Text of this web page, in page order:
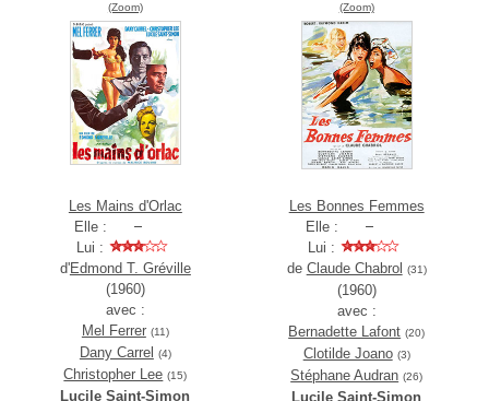
(Zoom)
Les Mains d'Orlac
Elle :
Lui :
d'Edmond T. Gréville
(1960)
avec :
Mel Ferrer (11)
Dany Carrel (4)
Christopher Lee (15)
Lucile Saint-Simon
(Zoom)
Les Bonnes Femmes
Elle :
Lui :
de Claude Chabrol (31)
(1960)
avec :
Bernadette Lafont (20)
Clotilde Joano (3)
Stéphane Audran (26)
Lucile Saint-Simon